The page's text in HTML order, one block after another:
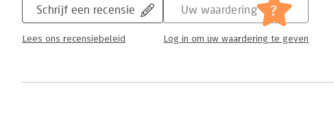
Schrijf een recensie
Lees ons recensiebeleid
Uw waardering ?
Log in om uw waardering te geven